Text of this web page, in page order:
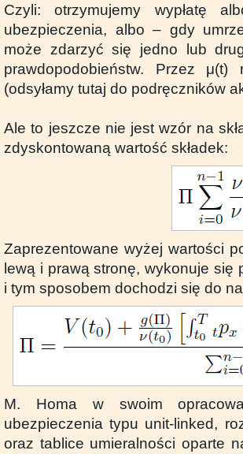
Czyli: otrzymujemy wypłatę
ubezpieczenia, albo – gdy
może zdarzyć się jedno lub
prawdopodobieństw. Przez
(odsyłamy tutaj do podręczników
Ale to jeszcze nie jest wzór na
zdyskontowaną wartość składek:
Zaprezentowane wyżej wartości
lewą i prawą stronę, wykonuje się
i tym sposobem dochodzi się do
M. Homa w swoim
ubezpieczenia typu unit-linked,
oraz tablice umieralności oparte